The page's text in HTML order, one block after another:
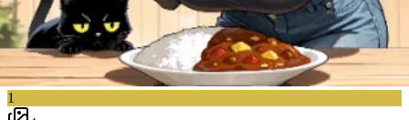
1